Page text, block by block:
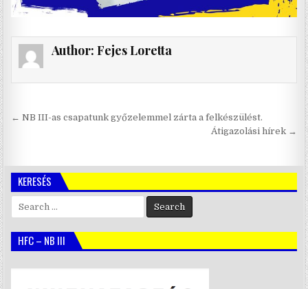
Author: Fejes Loretta
Bejegyzés
← NB III-as csapatunk győzelemmel zárta a felkészülést.
Átigazolási hírek →
KERESÉS
HFC – NB III